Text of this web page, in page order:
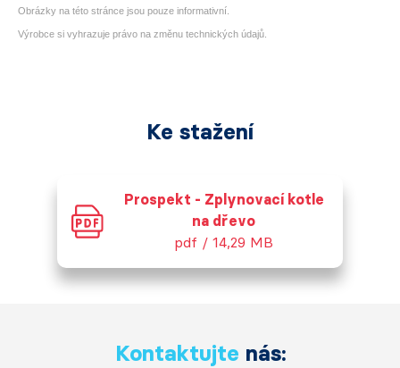
Obrázky na této stránce jsou pouze informativní.
Výrobce si vyhrazuje právo na změnu technických údajů.
Ke stažení
Prospekt - Zplynovací kotle
na dřevo
pdf / 14,29 MB
Kontaktujte nás: